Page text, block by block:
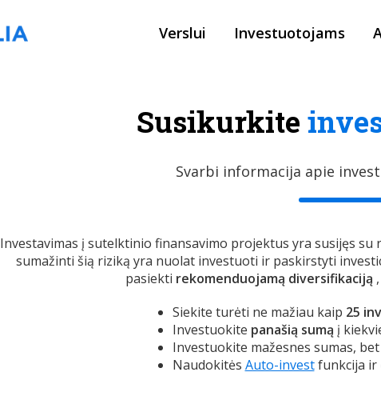
Verslui Investuotojams
Susikurkite
Svarbi informacija apie
Investavimas į sutelktinio finansavimo projektus yra susijęs
sumažinti šią riziką yra nuolat investuoti ir paskirstyti
pasiekti rekomenduojamą diversifikaciją
Siekite turėti ne mažiau kaip 25
Investuokite panašią sumą į
Investuokite mažesnes sumas, bet
Naudokitės Auto-investfunkcija ir